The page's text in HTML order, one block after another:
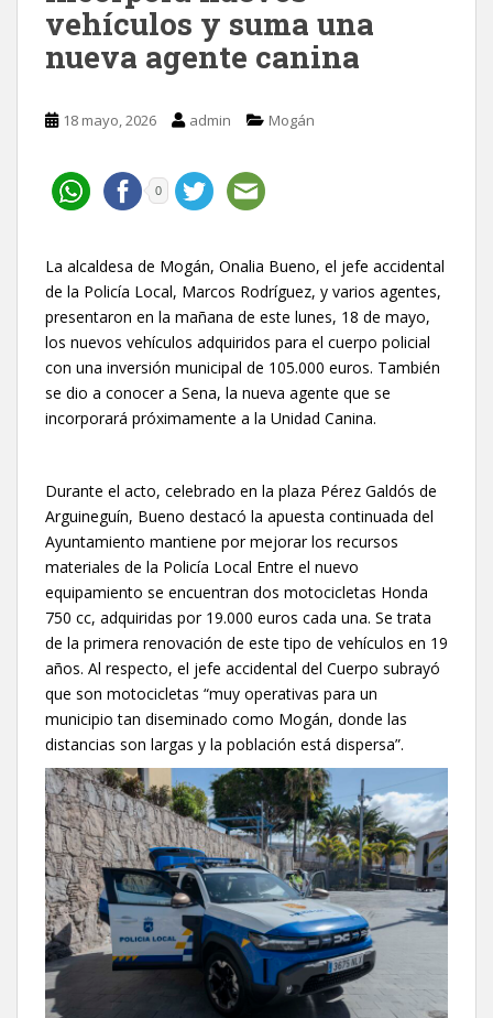
vehículos y suma una
nueva agente canina
18 mayo, 2026 admin Mogán
0
La alcaldesa de Mogán, Onalia Bueno, el jefe accidental
de la Policía Local, Marcos Rodríguez, y varios agentes,
presentaron en la mañana de este lunes, 18 de mayo,
los nuevos vehículos adquiridos para el cuerpo policial
con una inversión municipal de 105.000 euros. También
se dio a conocer a Sena, la nueva agente que se
incorporará próximamente a la Unidad Canina.
Durante el acto, celebrado en la plaza Pérez Galdós de
Arguineguín, Bueno destacó la apuesta continuada del
Ayuntamiento mantiene por mejorar los recursos
materiales de la Policía Local Entre el nuevo
equipamiento se encuentran dos motocicletas Honda
750 cc, adquiridas por 19.000 euros cada una. Se trata
de la primera renovación de este tipo de vehículos en 19
años. Al respecto, el jefe accidental del Cuerpo subrayó
que son motocicletas “muy operativas para un
municipio tan diseminado como Mogán, donde las
distancias son largas y la población está dispersa”.